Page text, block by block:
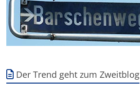
Der Trend geht zum Zweitblog